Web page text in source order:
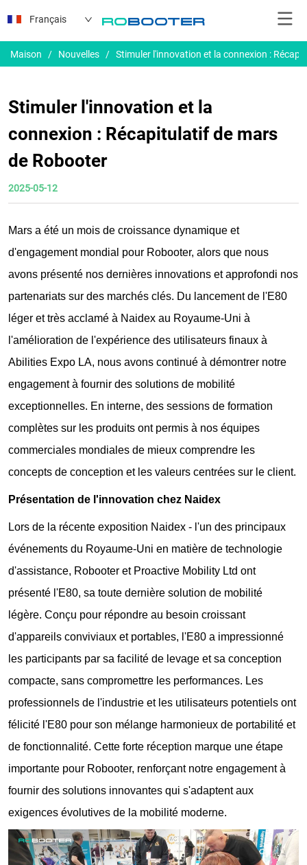
Français
Maison / Nouvelles / Stimuler l'innovation et la connexion :
Stimuler l'innovation et la
connexion : Récapitulatif de mars
de Robooter
2025-05-12
Mars a été un mois de croissance dynamique et
d'engagement mondial pour Robooter, alors que nous
avons présenté nos dernières innovations et approfondi nos
partenariats sur des marchés clés. Du lancement de l'E80
léger et très acclamé à Naidex au Royaume-Uni à
l'amélioration de l'expérience des utilisateurs finaux à
Abilities Expo LA, nous avons continué à démontrer notre
engagement à fournir des solutions de mobilité
exceptionnelles. En interne, des sessions de formation
complètes sur les produits ont permis à nos équipes
commerciales mondiales de mieux comprendre les
concepts de conception et les valeurs centrées sur le client.
Présentation de l'innovation chez Naidex
Lors de la récente exposition Naidex - l'un des principaux
événements du Royaume-Uni en matière de technologie
d'assistance, Robooter et Proactive Mobility Ltd ont
présenté l'E80, sa toute dernière solution de mobilité
légère. Conçu pour répondre au besoin croissant
d'appareils conviviaux et portables, l'E80 a impressionné
les participants par sa facilité de levage et sa conception
compacte, sans compromettre les performances. Les
professionnels de l'industrie et les utilisateurs potentiels ont
félicité l'E80 pour son mélange harmonieux de portabilité et
de fonctionnalité. Cette forte réception marque une étape
importante pour Robooter, renforçant notre engagement à
fournir des solutions innovantes qui s'adaptent aux
exigences évolutives de la mobilité moderne.